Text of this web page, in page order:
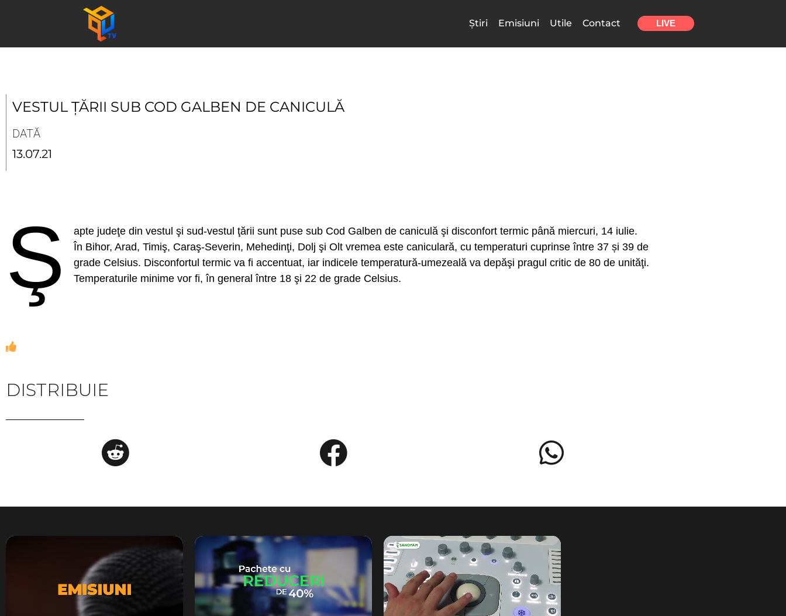
Știri Emisiuni Utile Contact LIVE
VESTUL ȚĂRII SUB COD GALBEN DE CANICULĂ
DATĂ
13.07.21
Ş
apte judeţe din vestul şi sud-vestul ţării sunt puse sub Cod Galben de caniculă şi disconfort termic până miercuri, 14 iulie.
În Bihor, Arad, Timiş, Caraş-Severin, Mehedinţi, Dolj şi Olt vremea este caniculară, cu temperaturi cuprinse între 37 și 39 de
grade Celsius. Disconfortul termic va fi accentuat, iar indicele temperatură-umezeală va depăşi pragul critic de 80 de unităţi.
Temperaturile minime vor fi, în general între 18 şi 22 de grade Celsius.
DISTRIBUIE